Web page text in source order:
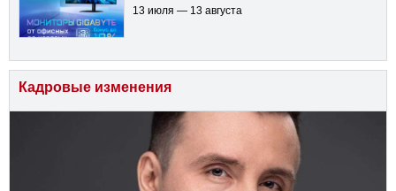
13 июля — 13 августа
Кадровые изменения